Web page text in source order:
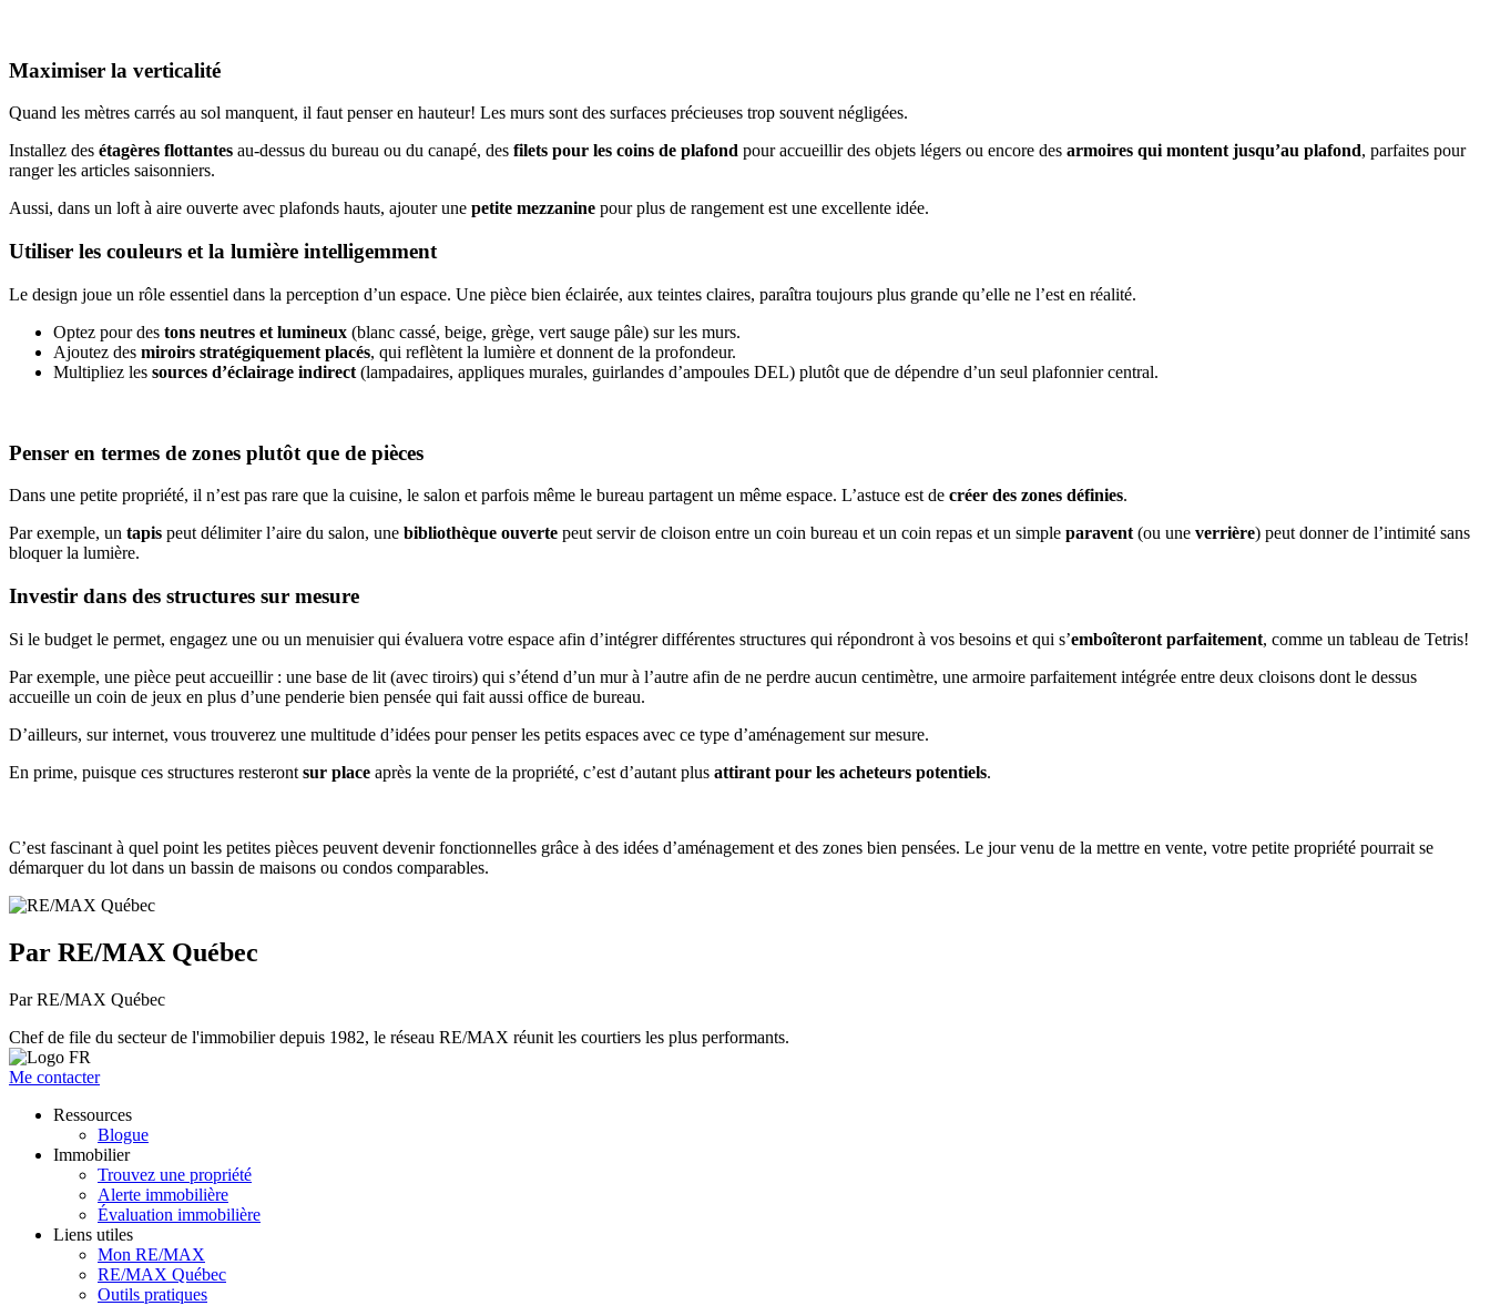
Maximiser la verticalité
Quand les mètres carrés au sol manquent, il faut penser en hauteur! Les murs sont des surfaces précieuses trop souvent négligées.
Installez des étagères flottantes au-dessus du bureau ou du canapé, des filets pour les coins de plafond pour accueillir des objets légers ou encore des armoires qui montent jusqu’au plafond, parfaites pour
ranger les articles saisonniers.
Aussi, dans un loft à aire ouverte avec plafonds hauts, ajouter une petite mezzanine pour plus de rangement est une excellente idée.
Utiliser les couleurs et la lumière intelligemment
Le design joue un rôle essentiel dans la perception d’un espace. Une pièce bien éclairée, aux teintes claires, paraîtra toujours plus grande qu’elle ne l’est en réalité.
Optez pour des tons neutres et lumineux (blanc cassé, beige, grège, vert sauge pâle) sur les murs.
Ajoutez des miroirs stratégiquement placés, qui reflètent la lumière et donnent de la profondeur.
Multipliez les sources d’éclairage indirect (lampadaires, appliques murales, guirlandes d’ampoules DEL) plutôt que de dépendre d’un seul plafonnier central.
Penser en termes de zones plutôt que de pièces
Dans une petite propriété, il n’est pas rare que la cuisine, le salon et parfois même le bureau partagent un même espace. L’astuce est de créer des zones définies.
Par exemple, un tapis peut délimiter l’aire du salon, une bibliothèque ouverte peut servir de cloison entre un coin bureau et un coin repas et un simple paravent (ou une verrière) peut donner de l’intimité sans
bloquer la lumière.
Investir dans des structures sur mesure
Si le budget le permet, engagez une ou un menuisier qui évaluera votre espace afin d’intégrer différentes structures qui répondront à vos besoins et qui s’emboîteront parfaitement, comme un tableau de Tetris!
Par exemple, une pièce peut accueillir : une base de lit (avec tiroirs) qui s’étend d’un mur à l’autre afin de ne perdre aucun centimètre, une armoire parfaitement intégrée entre deux cloisons dont le dessus
accueille un coin de jeux en plus d’une penderie bien pensée qui fait aussi office de bureau.
D’ailleurs, sur internet, vous trouverez une multitude d’idées pour penser les petits espaces avec ce type d’aménagement sur mesure.
En prime, puisque ces structures resteront sur place après la vente de la propriété, c’est d’autant plus attirant pour les acheteurs potentiels.
C’est fascinant à quel point les petites pièces peuvent devenir fonctionnelles grâce à des idées d’aménagement et des zones bien pensées. Le jour venu de la mettre en vente, votre petite propriété pourrait se
démarquer du lot dans un bassin de maisons ou condos comparables.
Par RE/MAX Québec
Par RE/MAX Québec
Chef de file du secteur de l'immobilier depuis 1982, le réseau RE/MAX réunit les courtiers les plus performants.
Me contacter
Ressources
Blogue
Immobilier
Trouvez une propriété
Alerte immobilière
Évaluation immobilière
Liens utiles
Mon RE/MAX
RE/MAX Québec
Outils pratiques